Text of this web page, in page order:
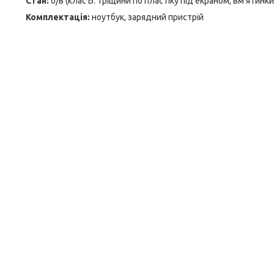
Комплектація: ноутбук, зарядний пристрій